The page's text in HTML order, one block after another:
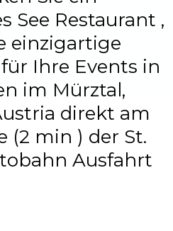
See Restaurant ,
einzigartige
Ihre Events in
im Mürztal,
direkt am
(2 min ) der St.
Ausfahrt